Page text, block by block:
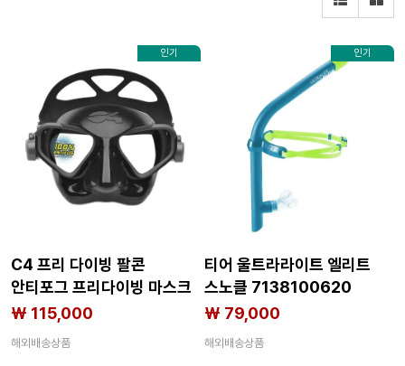
인기
C4 프리 다이빙 팔콘
안티포그 프리다이빙 마스크
7141681091
₩ 115,000
해외배송상품
인기
티어 울트라라이트 엘리트
스노클 7138100620
₩ 79,000
해외배송상품